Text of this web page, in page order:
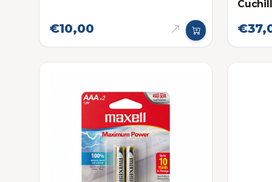
€10,00